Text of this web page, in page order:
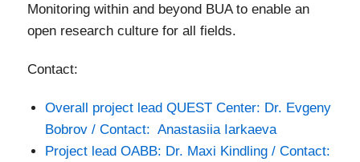
Monitoring within and beyond BUA to enable an
open research culture for all fields.
Contact:
Overall project lead QUEST Center: Dr. Evgeny
Bobrov / Contact: Anastasiia Iarkaeva
Project lead OABB: Dr. Maxi Kindling / Contact: